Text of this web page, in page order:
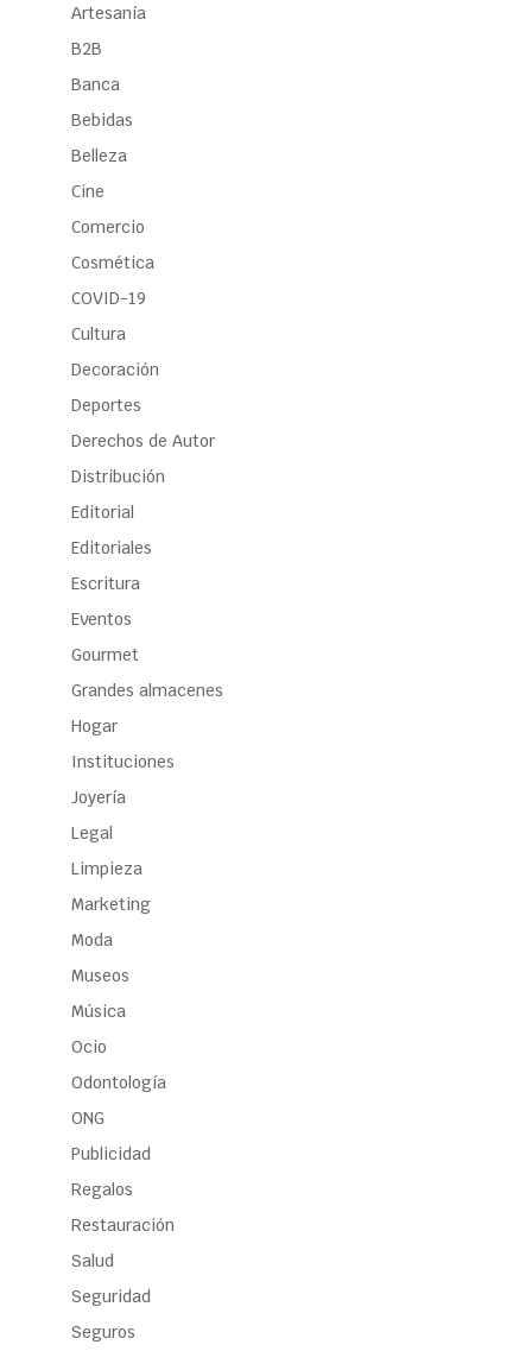
Artesanía
B2B
Banca
Bebidas
Belleza
Cine
Comercio
Cosmética
COVID-19
Cultura
Decoración
Deportes
Derechos de Autor
Distribución
Editorial
Editoriales
Escritura
Eventos
Gourmet
Grandes almacenes
Hogar
Instituciones
Joyería
Legal
Limpieza
Marketing
Moda
Museos
Música
Ocio
Odontología
ONG
Publicidad
Regalos
Restauración
Salud
Seguridad
Seguros